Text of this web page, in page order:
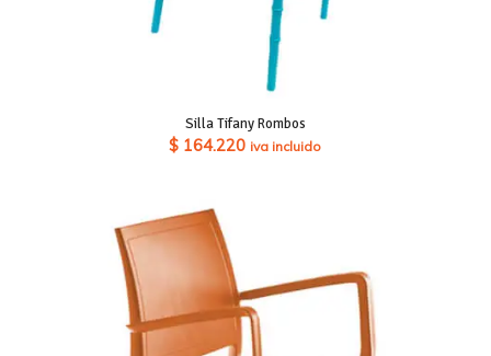
Silla Tifany Rombos
$ 164.220 iva incluido